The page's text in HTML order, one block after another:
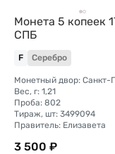
Монета 5 копеек
СПБ
F Серебро
Вес, г: 1,21
Проба: 802
Тираж, шт: 3499094
Правитель: Елизавета
3 500 ₽